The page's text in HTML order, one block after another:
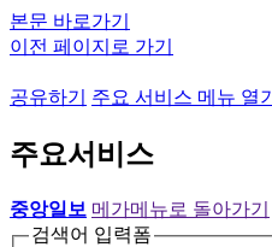
본문 바로가기
이전 페이지로 가기
공유하기 주요 서비스 메뉴 열기
주요서비스
중앙일보 메가메뉴로 돌아가기
검색어 입력폼